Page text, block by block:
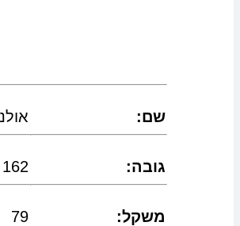
:שם
162 :גובה
79 :משקל